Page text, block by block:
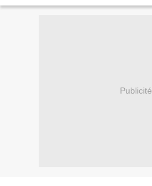
Publicité